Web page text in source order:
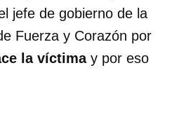
jefe de gobierno de la
Fuerza y Corazón por
la víctimay por eso